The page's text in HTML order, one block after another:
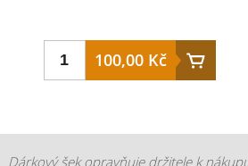
100,00 Kč
Dárkový šek opravňuje držitele k